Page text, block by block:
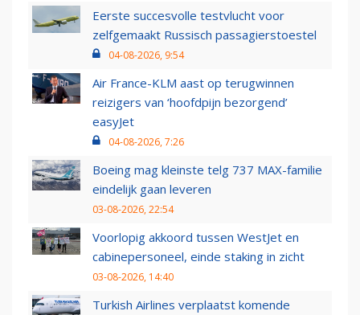
Eerste succesvolle testvlucht voor
zelfgemaakt Russisch passagierstoestel
04-08-2026, 9:54
Air France-KLM aast op terugwinnen
reizigers van ‘hoofdpijn bezorgend’
easyJet
04-08-2026, 7:26
Boeing mag kleinste telg 737 MAX-familie
eindelijk gaan leveren
03-08-2026, 22:54
Voorlopig akkoord tussen WestJet en
cabinepersoneel, einde staking in zicht
03-08-2026, 14:40
Turkish Airlines verplaatst komende